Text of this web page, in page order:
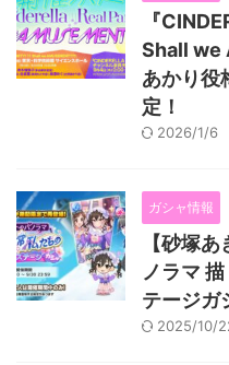
『
Shall we
あかり役
定！
2026/1/6
ガシャ情報
【砂塚
ノラマ
テージガ
2025/10/